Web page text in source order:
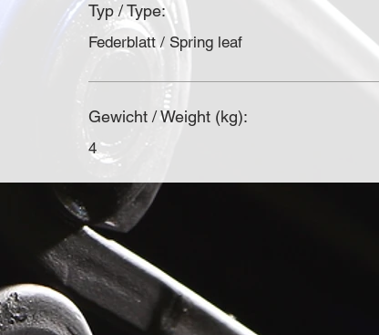
Typ / Type:
Federblatt / Spring leaf
Gewicht / Weight (kg):
4